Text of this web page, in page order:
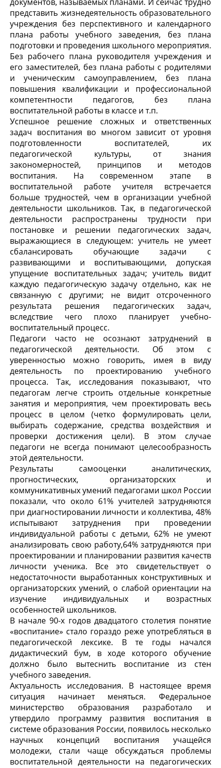
представить жизнедеятельность образовательного
учреждения без перспективного и календарного
плана работы учебного заведения, без плана
подготовки и проведения школьного мероприятия.
Без рабочего плана руководителя учреждения и
его заместителей, без плана работы с родителями
и ученическим самоуправлением, без плана
повышения квалификации и профессиональной
компетентности педагогов, без плана
воспитательной работы в классе и т.п.
Успешное решение сложных и ответственных
задач воспитания во многом зависит от уровня
подготовленности воспитателей, их
педагогической культуры, от знания
закономерностей, принципов и методов
воспитания. На современном этапе в
воспитательной работе учителя встречается
больше трудностей, чем в организации учебной
деятельности школьников. Так, в педагогической
деятельности распространены трудности при
постановке и решении педагогических задач,
выражающиеся в следующем: учитель не умеет
сбалансировать обучающие задачи с
развивающими и воспитывающими, допуская
упущение воспитательных задач; учитель видит
каждую педагогическую задачу отдельно, как не
связанную с другими; не видит отсроченного
результата решения педагогических задач,
вследствие чего плохо планирует учебно-
воспитательный процесс.
Педагоги часто не осознают затруднений в
педагогической деятельности. Об этом с
уверенностью можно говорить, имея в виду
деятельность по проектированию учебного
процесса. Так, исследования показывают, что
педагогам легче строить отдельные конкретные
занятия и мероприятия, чем проектировать весь
процесс в целом (четко формулировать цели,
выбирать содержание, средства воздействия и
проверки достижения цели). В этом случае
педагоги не всегда понимают целесообразность
этой деятельности.
Результаты самооценки аналитических,
прогностических, организаторских и
коммуникативных умений педагогами школ России
показали, что около 61% учителей затрудняются
при диагностировании личности и коллектива, 48%
испытывают затруднения при проведении
индивидуальной работы с детьми, 62% не умеют
анализировать свою работу,64% затрудняются при
проектировании и планировании развития качеств
личности ученика. Все это свидетельствует о
недостаточности выработанных конструктивных и
организаторских умений, о слабой ориентации на
изучение индивидуальных и возрастных
особенностей школьников.
В начале 90-х годов двадцатого столетия понятие
«воспитание» стало гораздо реже употребляться в
педагогической лексике. В те годы начался
дидактический бум, в ходе которого обучение
должно было вытеснить воспитание из стен
учебного заведения.
Актуальность исследования. В настоящее время
ситуация начинает меняться. Федеральное
министерство образования разработало и
утвердило программу развития воспитания в
системе образования России, появилось несколько
научных концепций воспитания учащейся
молодежи, стали чаще обсуждаться проблемы
воспитательной деятельности на педагогических